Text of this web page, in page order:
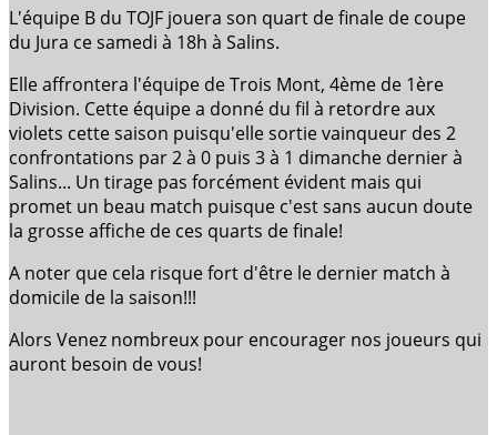
L'équipe B du TOJF jouera son quart de finale de coupe
du Jura ce samedi à 18h à Salins.
Elle affrontera l'équipe de Trois Mont, 4ème de 1ère
Division. Cette équipe a donné du fil à retordre aux
violets cette saison puisqu'elle sortie vainqueur des 2
confrontations par 2 à 0 puis 3 à 1 dimanche dernier à
Salins... Un tirage pas forcément évident mais qui
promet un beau match puisque c'est sans aucun doute
la grosse affiche de ces quarts de finale!
A noter que cela risque fort d'être le dernier match à
domicile de la saison!!!
Alors Venez nombreux pour encourager nos joueurs qui
auront besoin de vous!